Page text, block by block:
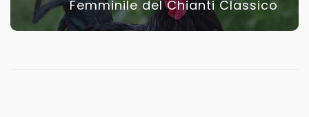
Femminile del Chianti Classico